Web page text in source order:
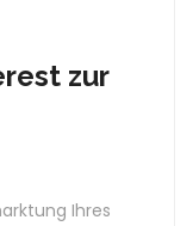
zur
Ihres